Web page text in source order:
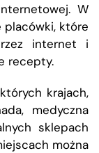
W
placówki, które
internet i
recepty.
krajach,
medyczna
sklepach
można